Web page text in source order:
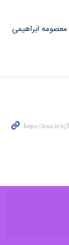
معصومه ابراهیمی